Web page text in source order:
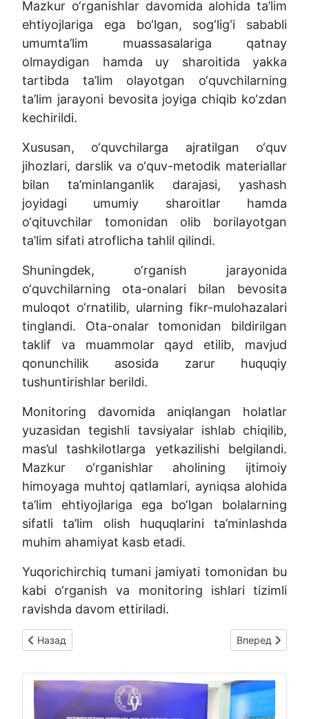
Mazkur o‘rganishlar davomida alohida ta’lim
ehtiyojlariga ega bo‘lgan, sog‘lig‘i sababli
umumta’lim muassasalariga qatnay
olmaydigan hamda uy sharoitida yakka
tartibda ta’lim olayotgan o‘quvchilarning
ta’lim jarayoni bevosita joyiga chiqib ko‘zdan
kechirildi.
Xususan, o‘quvchilarga ajratilgan o‘quv
jihozlari, darslik va o‘quv-metodik materiallar
bilan ta’minlanganlik darajasi, yashash
joyidagi umumiy sharoitlar hamda
o‘qituvchilar tomonidan olib borilayotgan
ta’lim sifati atroflicha tahlil qilindi.
Shuningdek, o‘rganish jarayonida
o‘quvchilarning ota-onalari bilan bevosita
muloqot o‘rnatilib, ularning fikr-mulohazalari
tinglandi. Ota-onalar tomonidan bildirilgan
taklif va muammolar qayd etilib, mavjud
qonunchilik asosida zarur huquqiy
tushuntirishlar berildi.
Monitoring davomida aniqlangan holatlar
yuzasidan tegishli tavsiyalar ishlab chiqilib,
mas’ul tashkilotlarga yetkazilishi belgilandi.
Mazkur o‘rganishlar aholining ijtimoiy
himoyaga muhtoj qatlamlari, ayniqsa alohida
ta’lim ehtiyojlariga ega bo‘lgan bolalarning
sifatli ta’lim olish huquqlarini ta’minlashda
muhim ahamiyat kasb etadi.
Yuqorichirchiq tumani jamiyati tomonidan bu
kabi o‘rganish va monitoring ishlari tizimli
ravishda davom ettiriladi.
Предыдущий: Jamoatchilik nazorati tartibida kuzatuv-
Назад Следующий:
Вперед